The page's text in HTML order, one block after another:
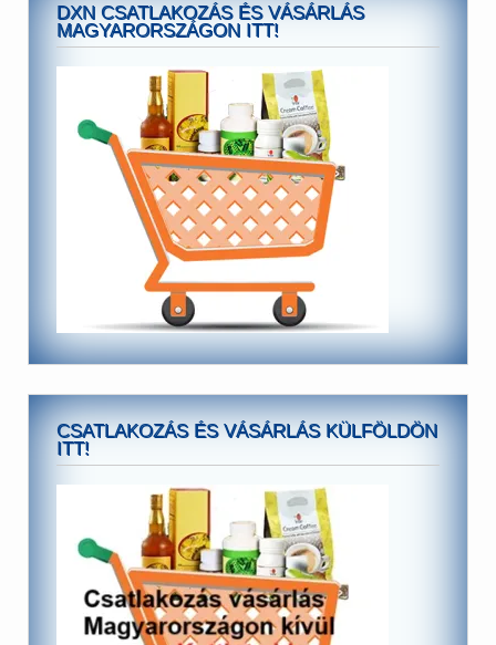
DXN CSATLAKOZÁS ÉS VÁSÁRLÁS
MAGYARORSZÁGON ITT!
CSATLAKOZÁS ÉS VÁSÁRLÁS KÜLFÖLDÖN
ITT!